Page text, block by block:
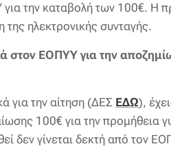
την καταβολή των 100€. Η
της ηλεκτρονικής συνταγής.
στον ΕΟΠΥΥ για την
για την αίτηση (ΔΕΣ ΕΔΩ),
100€ για την
δεν γίνεται δεκτή από τον